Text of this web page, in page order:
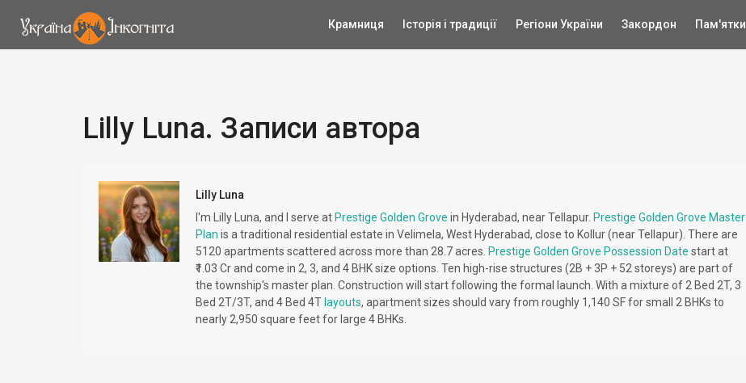
Крамниця Історія і традиції Регіони України Закордон Пам'ятки
Lilly Luna. Записи автора
Lilly Luna
I'm Lilly Luna, and I serve at Prestige Golden Grove in Hyderabad, near Tellapur. Prestige Golden Grove Master
Plan is a traditional residential estate in Velimela, West Hyderabad, close to Kollur (near Tellapur). There are
5120 apartments scattered across more than 28.7 acres. Prestige Golden Grove Possession Date start at
₹1.03 Cr and come in 2, 3, and 4 BHK size options. Ten high-rise structures (2B + 3P + 52 storeys) are part of
the township's master plan. Construction will start following the formal launch. With a mixture of 2 Bed 2T, 3
Bed 2T/3T, and 4 Bed 4T layouts, apartment sizes should vary from roughly 1,140 SF for small 2 BHKs to
nearly 2,950 square feet for large 4 BHKs.